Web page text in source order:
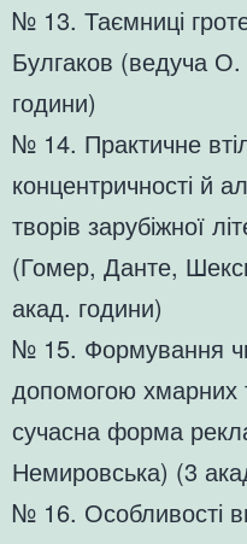
№ 13. Таємниці
Булгаков (ведуча
години)
№ 14. Практичне
концентричності й
творів зарубіжної
(Гомер, Данте,
акад. години)
№ 15. Формування
допомогою хмарних
сучасна форма
Немировська) (3
№ 16. Особливості